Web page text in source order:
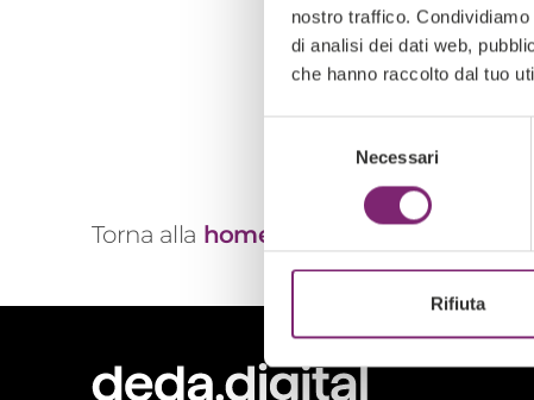
nostro traffico.
di analisi dei dati web,
che hanno raccolto dal tuo
Necessari
Rifiuta
Torna alla home